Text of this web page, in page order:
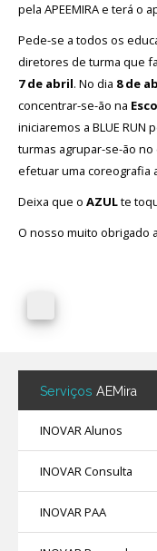
pela APEEMIRA e terá o
Pede-se a todos os
diretores de turma que
7 de abril. No dia 8 de
concentrar-se-ão na
iniciaremos a BLUE RUN
turmas agrupar-se-ão no
efetuar uma coreografia
Deixa que o AZULte
O nosso muito obrigado
Serviços AEMira
INOVAR Alunos
INOVAR Consulta
INOVAR PAA